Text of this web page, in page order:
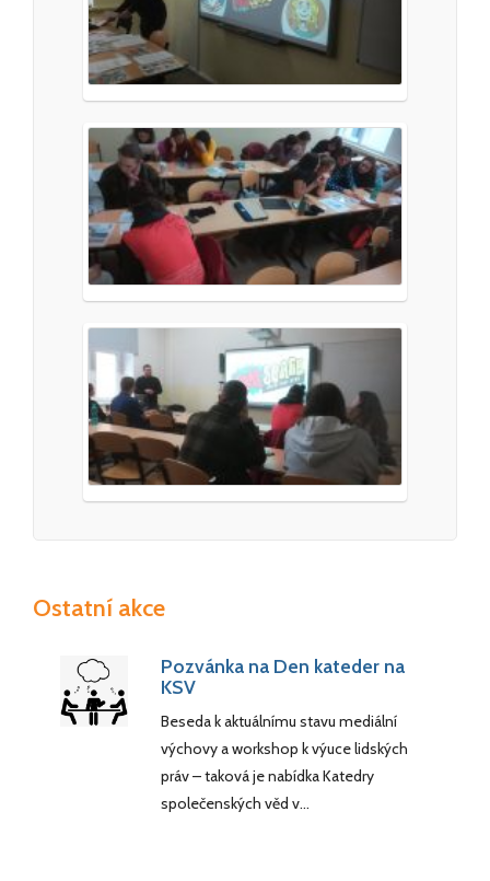
Ostatní akce
Pozvánka na Den kateder na
KSV
Beseda k aktuálnímu stavu mediální
výchovy a workshop k výuce lidských
práv – taková je nabídka Katedry
společenských věd v…